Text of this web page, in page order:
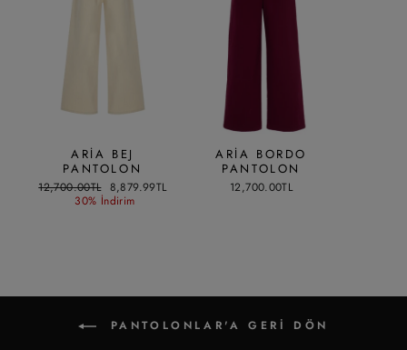
ARIA BEJ
PANTOLON
Liste
12,700.00TL İndirimli
fiyat
8,879.99TL
30% İndirim
ARIA BORDO
PANTOLON
12,700.00TL
PANTOLONLAR'A GERI DÖN